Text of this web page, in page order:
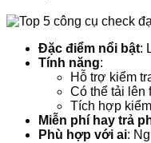
Đặc điểm nổi bật:
Tính năng:
Hỗ trợ kiểm
Có thể tải lên
Tích hợp
Miễn phí hay trả
Phù hợp với ai: